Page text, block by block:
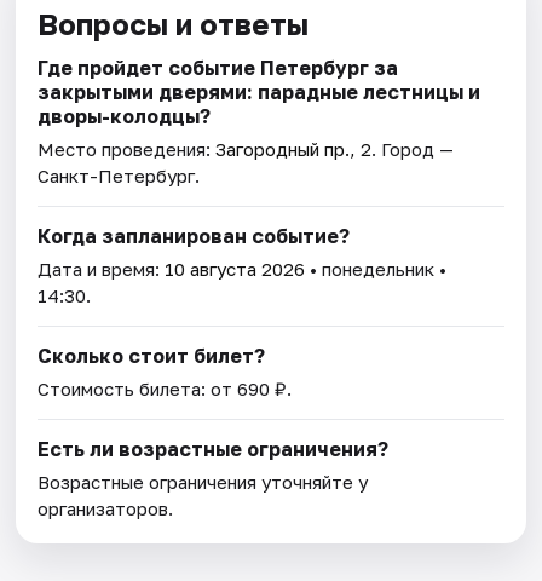
Вопросы и ответы
Где пройдет событие Петербург за
закрытыми дверями: парадные лестницы и
дворы-колодцы?
Место проведения:Загородный пр., 2. Город —
Санкт-Петербург.
Когда запланирован событие?
Дата и время: 10 августа 2026 • понедельник •
14:30.
Сколько стоит билет?
Стоимость билета: от 690 ₽.
Есть ли возрастные ограничения?
Возрастные ограничения уточняйте у
организаторов.